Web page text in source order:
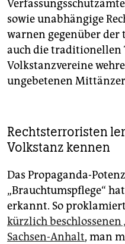
sowie unabhängige
warnen gegenüber der
auch die traditionellen
Volkstanzvereine
ungebetenen
Rechtsterroristen
Volkstanz kennen
Das Propaganda-
„Brauchtumspflege“
erkannt. So
kürzlich
Sachsen-Anhalt, man